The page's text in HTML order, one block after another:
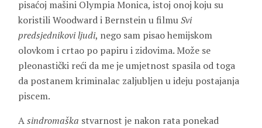
pisaćoj mašini Olympia Monica, istoj onoj koju su
koristili Woodward i Bernstein u filmuSvi
predsjednikovi ljudi, nego sam pisao hemijskom
olovkom i crtao po papiru i zidovima. Može se
pleonastički reći da me je umjetnost spasila od toga
da postanem kriminalac zaljubljen u ideju postajanja
piscem.
Asindromaška stvarnost je nakon rata ponekad